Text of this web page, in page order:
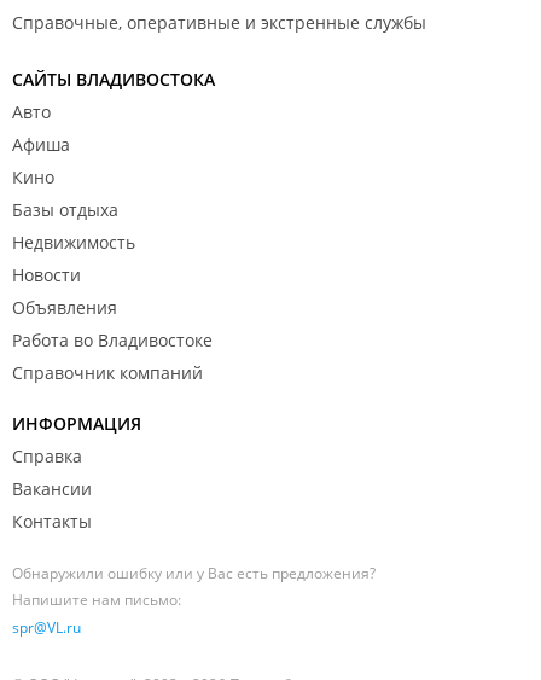
Справочные, оперативные и экстренные службы
САЙТЫ ВЛАДИВОСТОКА
Авто
Афиша
Кино
Базы отдыха
Недвижимость
Новости
Объявления
Работа во Владивостоке
Справочник компаний
ИНФОРМАЦИЯ
Справка
Вакансии
Контакты
Обнаружили ошибку или у Вас есть предложения?
Напишите нам письмо:
spr@VL.ru